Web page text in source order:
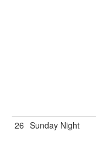
26 Sunday Night